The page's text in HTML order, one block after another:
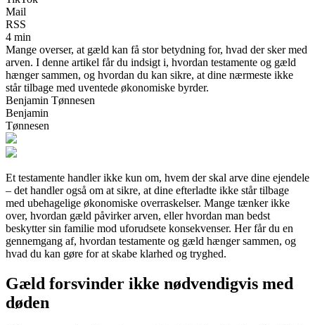
Mail
RSS
4 min
Mange overser, at gæld kan få stor betydning for, hvad der sker med
arven. I denne artikel får du indsigt i, hvordan testamente og gæld
hænger sammen, og hvordan du kan sikre, at dine nærmeste ikke
står tilbage med uventede økonomiske byrder.
Benjamin Tønnesen
Benjamin
Tønnesen
Et testamente handler ikke kun om, hvem der skal arve dine ejendele
– det handler også om at sikre, at dine efterladte ikke står tilbage
med ubehagelige økonomiske overraskelser. Mange tænker ikke
over, hvordan gæld påvirker arven, eller hvordan man bedst
beskytter sin familie mod uforudsete konsekvenser. Her får du en
gennemgang af, hvordan testamente og gæld hænger sammen, og
hvad du kan gøre for at skabe klarhed og tryghed.
Gæld forsvinder ikke nødvendigvis med
døden